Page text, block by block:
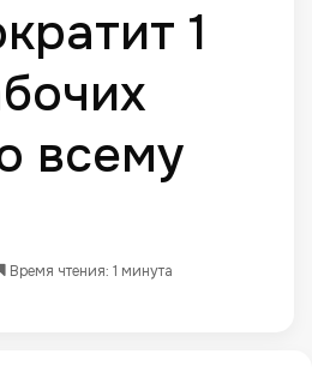
1
всему
Время чтения: 1 минута